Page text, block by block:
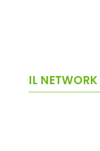
IL NETWORK